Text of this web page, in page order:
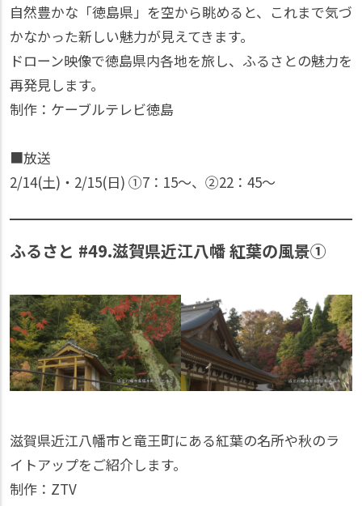
自然豊かな「徳島県」を空から眺めると、これまで気づ
かなかった新しい魅力が見えてきます。
ドローン映像で徳島県内各地を旅し、ふるさとの魅力を
再発見します。
制作：ケーブルテレビ徳島
■放送
2/14(土)・2/15(日) ①7：15〜、②22：45〜
ふるさと #49.滋賀県近江八幡 紅葉の風景①
滋賀県近江八幡市と竜王町にある紅葉の名所や秋のラ
イトアップをご紹介します。
制作：ZTV